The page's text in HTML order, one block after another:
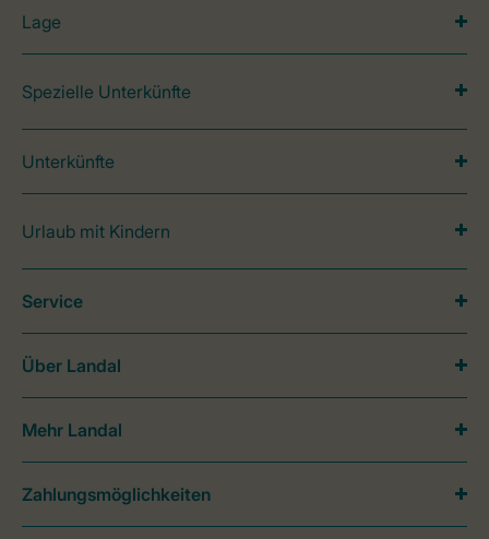
Lage
Spezielle Unterkünfte
Unterkünfte
Urlaub mit Kindern
Service
Über Landal
Mehr Landal
Zahlungsmöglichkeiten